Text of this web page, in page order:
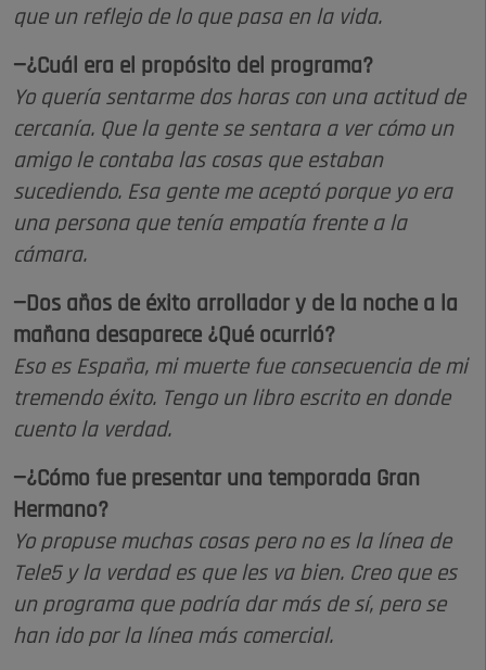
que un reflejo de lo que pasa en la vida.
—¿Cuál era el propósito del programa?
Yo quería sentarme dos horas con una actitud de
cercanía. Que la gente se sentara a ver cómo un
amigo le contaba las cosas que estaban
sucediendo. Esa gente me aceptó porque yo era
una persona que tenía empatía frente a la
cámara.
—Dos años de éxito arrollador y de la noche a la
mañana desaparece ¿Qué ocurrió?
Eso es España, mi muerte fue consecuencia de mi
tremendo éxito. Tengo un libro escrito en donde
cuento la verdad.
—¿Cómo fue presentar una temporada Gran
Hermano?
Yo propuse muchas cosas pero no es la línea de
Tele5 y la verdad es que les va bien. Creo que es
un programa que podría dar más de sí, pero se
han ido por la línea más comercial.